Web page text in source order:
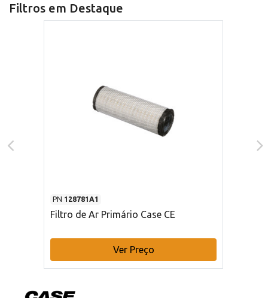
Filtros em Destaque
PN 128781A1
Filtro de Ar Primário Case CE
Ver Preço